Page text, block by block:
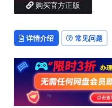
购买官方正版
详情介绍 常见问题